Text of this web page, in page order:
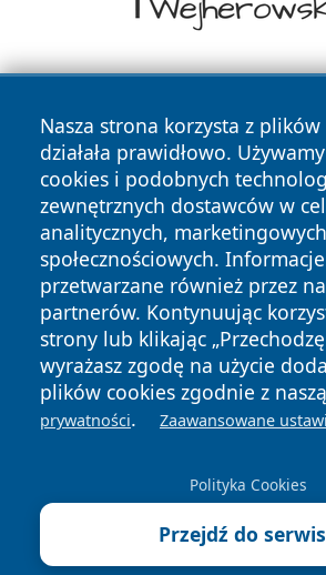
Nasza strona korzysta z
działała prawidłowo.
cookies i podobnych
zewnętrznych dostawców w
analitycznych,
społecznościowych.
przetwarzane również przez
partnerów. Kontynuując
strony lub klikając
wyrażasz zgodę na użycie
plików cookies zgodnie z naszą
prywatności. Zaawansowane
Polityka Cookies
Przejdź do
Copyright © 2026 dabrowski24.pl
zastrzeżone.
News Autorzy
Polityka
Prywatności